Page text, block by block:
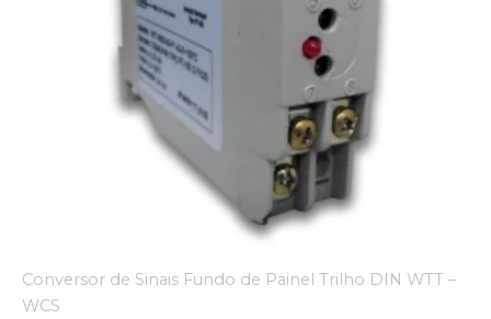
Conversor de Sinais Fundo de Painel Trilho DIN WTT –
WCS